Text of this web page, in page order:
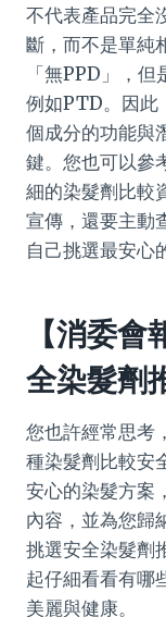
不代表產品完全
斷，而不是單純
「無PPD」，
例如PTD。因此
個成分的功能與
鍵。您也可以參
細的染髮劑比較
宣傳，還要主動
自己挑選最安心
【消委
全染髮劑
您也許經常思考
種染髮劑比較安
安心的染髮方案
內容，並為您歸
挑選安全染髮劑
起仔細看看有哪
美麗與健康。